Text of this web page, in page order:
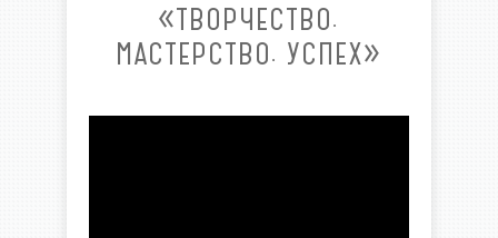
«ТВОРЧЕСТВО.
МАСТЕРСТВО. УСПЕХ»